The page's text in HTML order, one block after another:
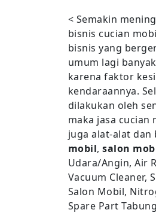
< Semakin
bisnis cucian
bisnis yang
umum lagi
karena faktor
kendaraannya.
dilakukan oleh
maka jasa
juga alat-alat dan
mobil,salon
Udara/Angin, Air
Vacuum Cleaner,
Salon Mobil,
Spare Part